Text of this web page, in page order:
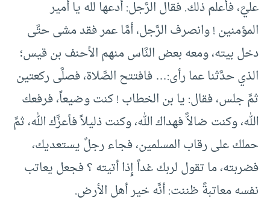
عليَّ، فأعلم ذلك. فقال الرَّجل: أدعها لله يا أمير
المؤمنين ! وانصرف الرَّجل، أمَّا عمر فقد مشى حتَّى
دخل بيته، ومعه بعض النَّاس منهم الأحنف بن قيس؛
الذي حدَّثنا عما رأى:… فافتتح الصَّلاة، فصلَّى ركعتين
ثمَّ جلس، فقال: يا بن الخطاب ! كنت وضيعاً، فرفعك
الله، وكنت ضالاًّ فهداك الله، وكنت ذليلاً فأعزَّك الله، ثمَّ
حملك على رقاب المسلمين، فجاء رجلٌ يستعديك،
فضربته، ما تقول لربك غداً إِذا أتيته ؟ فجعل يعاتب
نفسه معاتبةً ظننت: أنَّه خير أهل الأرض.